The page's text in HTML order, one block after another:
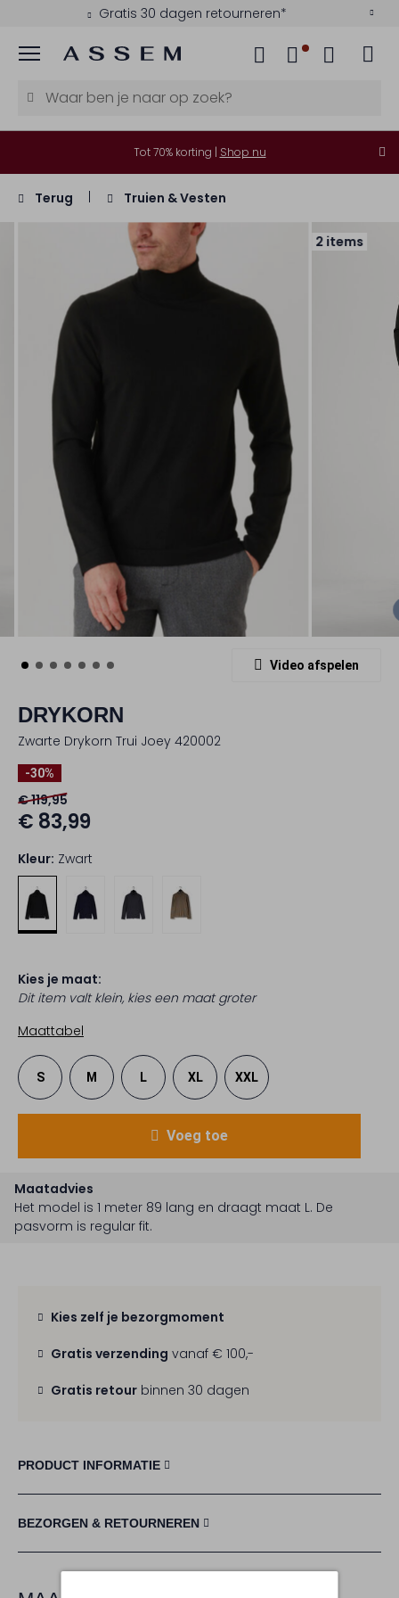
Gratis 30 dagen retourneren*
Menu
Tot 70% korting | Shop nu
Terug Truien & Vesten
2 items
Video afspelen
DRYKORN
Zwarte Drykorn Trui Joey 420002
-30%
€ 119,95
€ 83,99
Kleur: Zwart
Kies je maat:
Dit item valt klein, kies een maat groter
Maattabel
S M L XL XXL
Voeg toe
Maatadvies
Het model is 1 meter 89 lang en draagt maat L. De
pasvorm is regular fit.
Kies zelf je bezorgmoment
Gratis verzending vanaf € 100,-
Gratis retour binnen 30 dagen
PRODUCT INFORMATIE
BEZORGEN & RETOURNEREN